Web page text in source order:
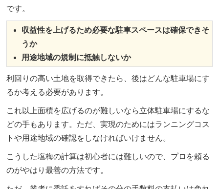
です。
収益性を上げるため必要な駐車スペースは確保できそ
うか
用途地域の規制に抵触しないか
利回りの高い土地を取得できたら、後はどんな駐車場にす
るか考える必要があります。
これ以上面積を広げるのが難しいなら立体駐車場にするな
どの手もあります。ただ、実現のためにはランニングコス
トや用途地域の確認をしなければいけません。
こうした塩梅の計算は初心者には難しいので、プロを頼る
のがやはり最善の方法です。